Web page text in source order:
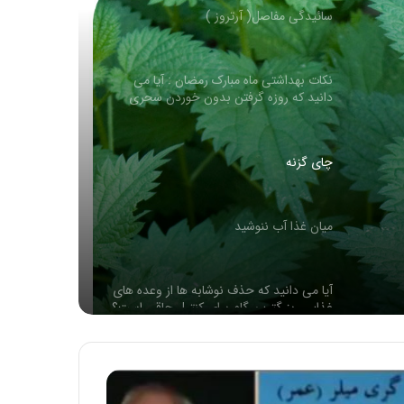
نکات بهداشتی ماه مبارک رمضان : آیا می
دانید که روزه گرفتن بدون خوردن سحری
بسیار مضر می باشد
چای گزنه
میان غذا آب ننوشید
آیا می دانید که حذف نوشابه ها از وعده های
غذایی، بزرگترین گام برای کنترل چاقی است؟
ترک شام ریشه بیماریها
نق زدن و خواب آلوده بودن کودک و مشکل
دفع